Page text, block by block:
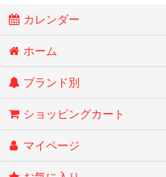
ESSENZE
カレンダー
ホーム
ブランド別
ショッピングカート
マイページ